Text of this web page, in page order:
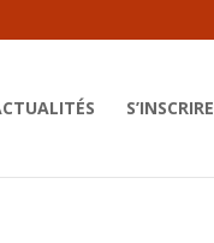
S’INSCRIRE